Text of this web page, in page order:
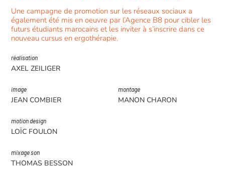
Une campagne de promotion sur les réseaux sociaux a
également été mis en oeuvre par l’Agence B8 pour cibler les
futurs étudiants marocains et les inviter à s’inscrire dans ce
nouveau cursus en ergothérapie.
réalisation
AXEL ZEILIGER
image
JEAN COMBIER
montage
MANON CHARON
motion design
LOÏC FOULON
mixage son
THOMAS BESSON